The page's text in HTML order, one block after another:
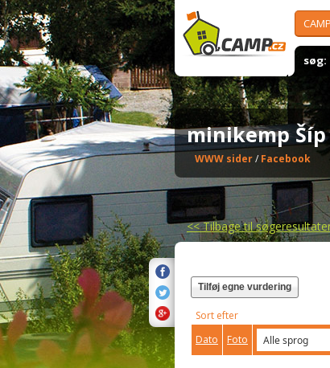
søg:
minikemp
WWW sider/Facebook
<<Tilbage til
Tilføj egne vurdering
Sort efter
Dato
Foto